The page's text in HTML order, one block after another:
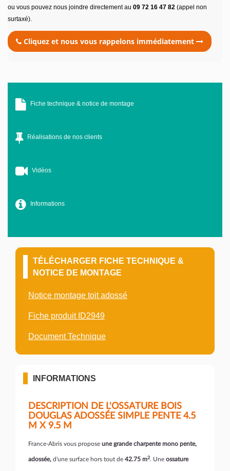
ou vous pouvez nous joindre directement au 09 72 16 47 82 (appel non
surtaxé).
Cliquez et nous vous rappelons immédiatement
Fiche technique & notice de montage
Réalisations de nos clients
Vidéos
Informations
TÉLÉCHARGER FICHE TECHNIQUE &
NOTICE DE MONTAGE
Notice montage toit adossé
Fiche produit ID2949
Document Technique
INFORMATIONS
DESCRIPTION DE L'OSSATURE BOIS
DOUGLAS ADOSSÉE SIMPLE PENTE 4.5
M X 9.5 M
France-Abris vous propose une grande charpente mono pente,
adossée, d'une surface hors tout de 42.75 m2. Une ossature